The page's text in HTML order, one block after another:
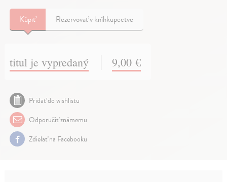
Kúpiť Rezervovať v kníhkupectve
titul je vypredaný 9,00 €
Pridať do wishlistu
Odporučiť známemu
Zdielať na Facebooku